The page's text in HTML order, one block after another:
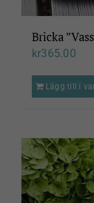
Bricka
kr365.00
Lägg till i